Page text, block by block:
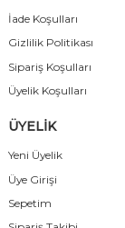
İade Koşulları
Gizlilik Politikası
Sipariş Koşulları
Üyelik Koşulları
ÜYELİK
Yeni Üyelik
Üye Girişi
Sepetim